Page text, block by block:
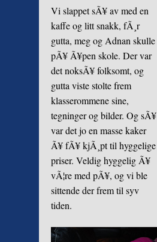
Vi slappet sÃ¥ av med en
kaffe og litt snakk, fÃ¸r
gutta, meg og Adnan skulle
pÃ¥ Ã¥pen skole. Der var
det noksÃ¥ folksomt, og
gutta viste stolte frem
klasserommene sine,
tegninger og bilder. Og sÃ¥
var det jo en masse kaker
Ã¥ fÃ¥ kjÃ¸pt til hyggelige
priser. Veldig hyggelig Ã¥
vÃ¦re med pÃ¥, og vi ble
sittende der frem til syv
tiden.